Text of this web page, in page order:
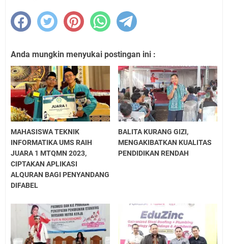
Anda mungkin menyukai postingan ini :
MAHASISWA TEKNIK
INFORMATIKA UMS RAIH
JUARA 1 MTQMN 2023,
CIPTAKAN APLIKASI
ALQURAN BAGI PENYANDANG
DIFABEL
BALITA KURANG GIZI,
MENGAKIBATKAN KUALITAS
PENDIDIKAN RENDAH